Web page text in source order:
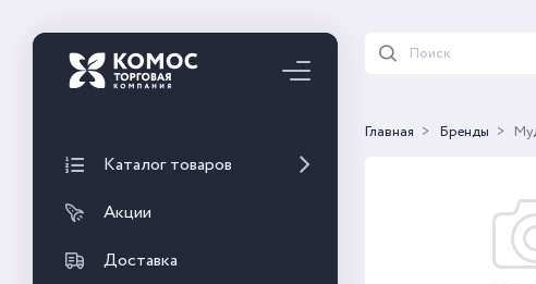
Каталог товаров
Акции
Доставка
Главная Бренды